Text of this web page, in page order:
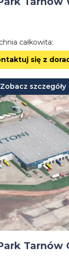
całkowita:
się z
Zobacz szczegóły
Tarnów